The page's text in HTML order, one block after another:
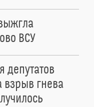
ВСУ
депутатов
взрыв гнева